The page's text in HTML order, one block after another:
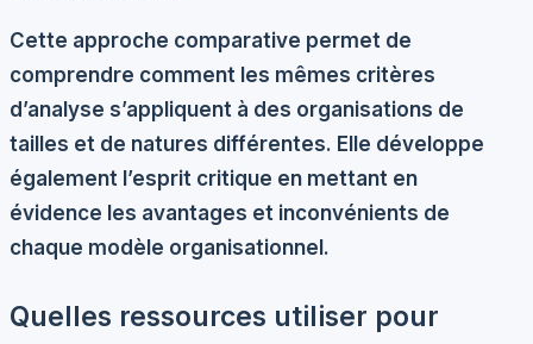
Cette approche comparative permet de
comprendre comment les mêmes critères
d’analyse s’appliquent à des organisations de
tailles et de natures différentes. Elle développe
également l’esprit critique en mettant en
évidence les avantages et inconvénients de
chaque modèle organisationnel.
Quelles ressources utiliser pour